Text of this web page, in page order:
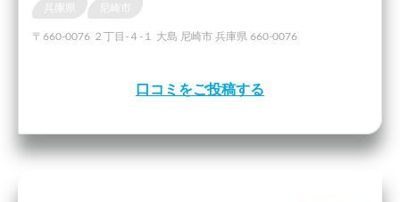
〒660-0076 ２丁目-４-１ 大島 尼崎市 兵庫県 660-0076
口コミをご投稿する